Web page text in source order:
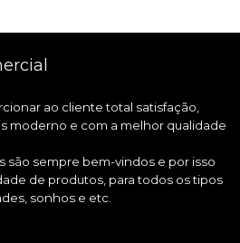
ao cliente total satisfação,
moderno e com a melhor qualidade
são sempre bem-vindos e por isso
de produtos, para todos os tipos
sonhos e etc.